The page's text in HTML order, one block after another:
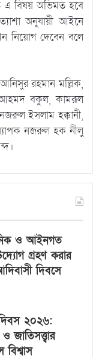
এ বিষয় অভিমত হবে
অনুযায়ী আইনে
নিয়োগ দেবেন বলে
রহমান মল্লিক,
আহমদ বকুল, কামরূল
ইসলাম হক্কানী,
নজরুল হক নীলু
ও আইনগত
গ্রহণ করার
দিবসে
২০২৬:
জাতিসত্ত্বার